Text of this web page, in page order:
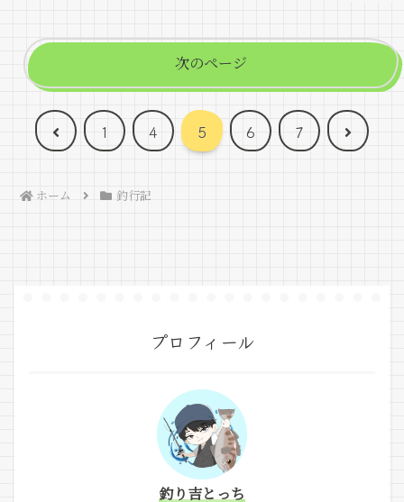
次のページ
前
1 4 5 6 7
次
ホーム 釣行記
プロフィール
釣り吉とっち